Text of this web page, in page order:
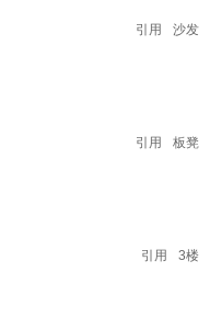
引用 沙发
引用 板凳
引用 3楼